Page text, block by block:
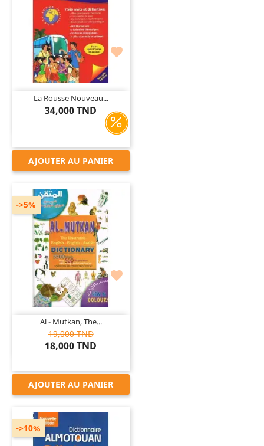

La Rousse Nouveau...
34,000 TND
AJOUTER AU PANIER

Al - Mutkan, The...
19,000 TND
18,000 TND
->5%
AJOUTER AU PANIER
->10%